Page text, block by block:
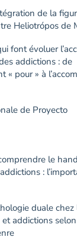
de la
Heliotrópos de
font évoluer
addictions : de
« pour » à
de Proyecto
le
:
duale
addictions